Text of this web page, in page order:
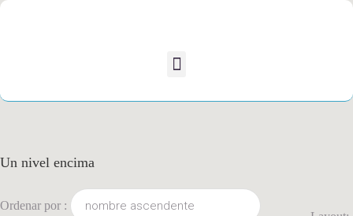
Un nivel encima
Ordenar por :